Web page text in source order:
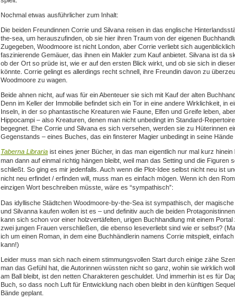
Nochmal etwas ausführlicher zum Inhalt:
Die beiden Freundinnen Corrie und Silvana reisen in das englische
the-sea, um herauszufinden, ob sie hier ihren Traum von der eigenen
Zugegeben, Woodmoore ist nicht London, aber Corrie verliebt sich
faszinierende Gemäuer, das ihnen ein Makler zum Kauf anbietet. Silvana ist da
ob der Ort so prüde ist, wie er auf den ersten Blick wirkt, und ob sie sich in
könnte. Corrie gelingt es allerdings recht schnell, ihre Freundin davon zu
Woodmoore zu wagen.
Beide ahnen nicht, auf was für ein Abenteuer sie sich mit Kauf der alten
Denn im Keller der Immobilie befindet sich ein Tor in eine andere Wirklichkeit, in
Inseln, in der so phantastische Kreaturen wie Faune, Elfen und Greife leben,
Hippocampi – also Kreaturen, denen man nicht unbedingt im Standard-
begegnet. Ehe Corrie und Silvana es sich versehen, werden sie zu Hüterinnen
Gegenstands – eines Buches, das ein finsterer Magier unbedingt in seine Hände
Taberna Libraria ist eines jener Bücher, in das man eigentlich nur mal kurz
man dann auf einmal richtig hängen bleibt, weil man das Setting und die Figuren
schließt. So ging es mir jedenfalls. Auch wenn die Plot-Idee selbst nicht neu ist
nicht neu erfindet / erfinden will, muss man es einfach mögen. Wenn ich den
einzigen Wort beschreiben müsste, wäre es “sympathisch”:
Das idyllische Städtchen Woodmoore-by-the-Sea ist sympathisch, der
und Silvanna kaufen wollen ist es – und definitiv auch die beiden
kann sich schon vor einer holzvertäfelten, urigen Buchhandlung mit einem
zwei jungen Frauen verschließen, die ebenso leseverliebt sind wie er selbst?
ich um einen Roman, in dem eine Buchhändlerin namens Corrie mitspielt,
kann!)
Leider muss man sich nach einem stimmungsvollen Start durch einige zähe
man das Gefühl hat, die Autorinnen wüssten nicht so ganz, wohin sie wirklich
am Ball bleibt, ist den netten Charakteren geschuldet. Und immerhin ist es für
Buch, so dass noch Luft für Entwicklung nach oben bleibt in den künftigen
Bände geplant.